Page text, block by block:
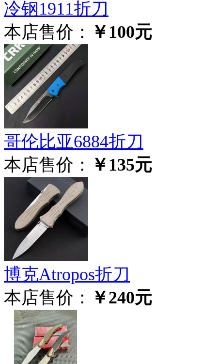
冷钢1911折刀
本店售价： ￥100元
哥伦比亚6884折刀
本店售价： ￥135元
博克Atropos折刀
本店售价： ￥240元